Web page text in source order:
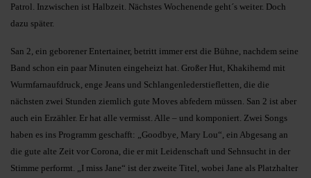
Patrol. Inzwischen ist Halbzeit. Nächstes Wochenende geht´s weiter. Doch
dazu später.
San 2, ein geborener Entertainer, betritt immer erst die Bühne, nachdem seine
Band schon ein paar Minuten eingeheizt hat. Großer Hut, Khakihemd mit
Wurmfarnaufdruck, enge Jeans und Schlangenlederstiefletten, die die
nächsten zwei Stunden ziemlich gute Moves abfedern müssen. San 2 ist aber
auch ein Erzähler. Er hat alle vermisst. Alle – und komponiert. Zwei Songs
haben es ins Programm geschafft: „Goodbye, Mary Lou“, ein Abgesang an
die gute alte Zeit vor Corona, die er mit Leidenschaft und Sehnsucht in der
Stimme performt. „I miss Jane“ ist der zweite Titel, wobei Jane als Platzhalter